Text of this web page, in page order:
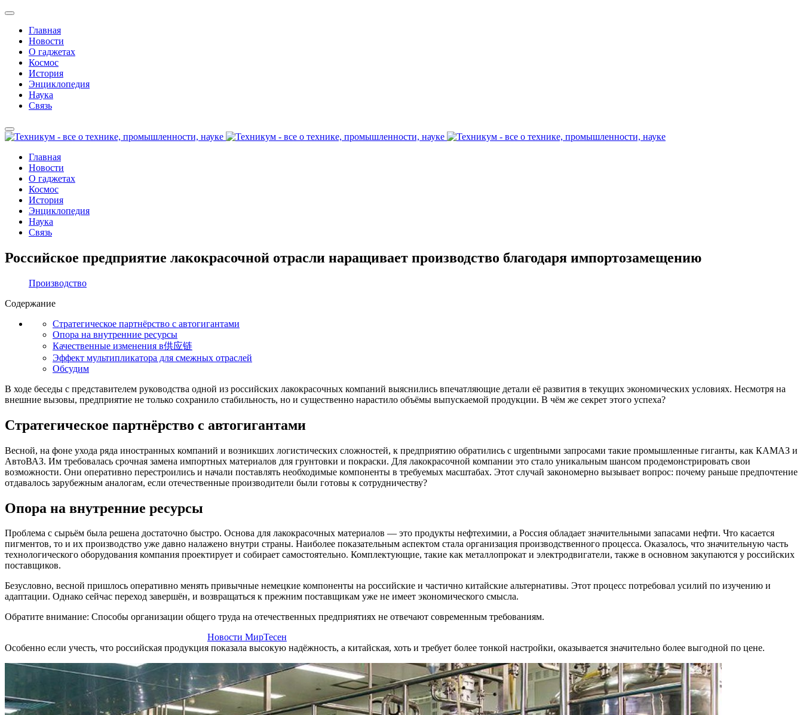
Главная
Новости
О гаджетах
Космос
История
Энциклопедия
Наука
Связь
Главная
Новости
О гаджетах
Космос
История
Энциклопедия
Наука
Связь
Российское предприятие лакокрасочной отрасли наращивает производство благодаря импортозамещению
Производство
Содержание
Стратегическое партнёрство с автогигантами
Опора на внутренние ресурсы
Качественные изменения в供应链
Эффект мультипликатора для смежных отраслей
Обсудим
В ходе беседы с представителем руководства одной из российских лакокрасочных компаний выяснились впечатляющие детали её развития в текущих экономических условиях. Несмотря на
внешние вызовы, предприятие не только сохранило стабильность, но и существенно нарастило объёмы выпускаемой продукции. В чём же секрет этого успеха?
Стратегическое партнёрство с автогигантами
Весной, на фоне ухода ряда иностранных компаний и возникших логистических сложностей, к предприятию обратились с urgentными запросами такие промышленные гиганты, как КАМАЗ и
АвтоВАЗ. Им требовалась срочная замена импортных материалов для грунтовки и покраски. Для лакокрасочной компании это стало уникальным шансом продемонстрировать свои
возможности. Они оперативно перестроились и начали поставлять необходимые компоненты в требуемых масштабах. Этот случай закономерно вызывает вопрос: почему раньше предпочтение
отдавалось зарубежным аналогам, если отечественные производители были готовы к сотрудничеству?
Опора на внутренние ресурсы
Проблема с сырьём была решена достаточно быстро. Основа для лакокрасочных материалов — это продукты нефтехимии, а Россия обладает значительными запасами нефти. Что касается
пигментов, то и их производство уже давно налажено внутри страны. Наиболее показательным аспектом стала организация производственного процесса. Оказалось, что значительную часть
технологического оборудования компания проектирует и собирает самостоятельно. Комплектующие, такие как металлопрокат и электродвигатели, также в основном закупаются у российских
поставщиков.
Безусловно, весной пришлось оперативно менять привычные немецкие компоненты на российские и частично китайские альтернативы. Этот процесс потребовал усилий по изучению и
адаптации. Однако сейчас переход завершён, и возвращаться к прежним поставщикам уже не имеет экономического смысла.
Обратите внимание: Способы организации общего труда на отечественных предприятиях не отвечают современным требованиям.
Новости МирТесен
Особенно если учесть, что российская продукция показала высокую надёжность, а китайская, хоть и требует более тонкой настройки, оказывается значительно более выгодной по цене.